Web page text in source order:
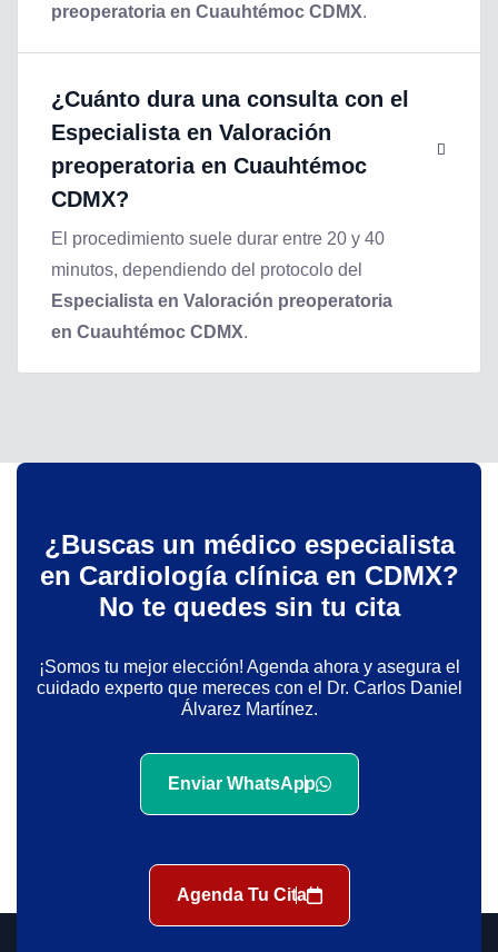
preoperatoria en Cuauhtémoc CDMX.
¿Cuánto dura una consulta con el
Especialista en Valoración
preoperatoria en Cuauhtémoc
CDMX?
El procedimiento suele durar entre 20 y 40
minutos, dependiendo del protocolo del
Especialista en Valoración preoperatoria
en Cuauhtémoc CDMX.
¿Buscas un médico especialista
en Cardiología clínica en CDMX?
No te quedes sin tu cita
¡Somos tu mejor elección! Agenda ahora y asegura el
cuidado experto que mereces con el Dr. Carlos Daniel
Álvarez Martínez.
Enviar WhatsApp
Agenda Tu Cita